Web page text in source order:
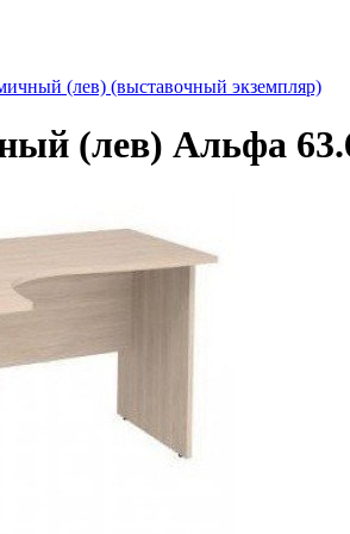
(лев) (выставочный экземпляр)
(лев) Альфа